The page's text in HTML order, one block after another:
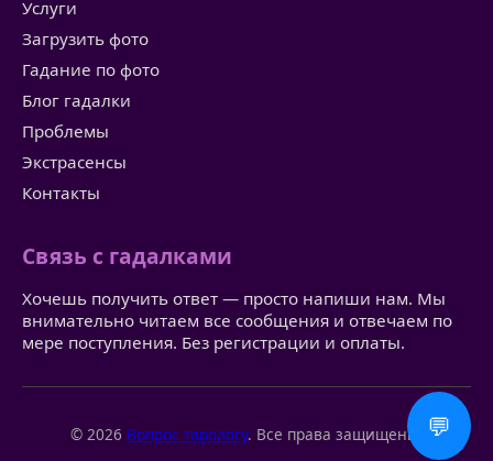
Услуги
Загрузить фото
Гадание по фото
Блог гадалки
Проблемы
Экстрасенсы
Контакты
Связь с гадалками
Хочешь получить ответ — просто напиши нам. Мы
внимательно читаем все сообщения и отвечаем по
мере поступления. Без регистрации и оплаты.
© 2026 Вопрос тарологу. Все права защищены. 💬